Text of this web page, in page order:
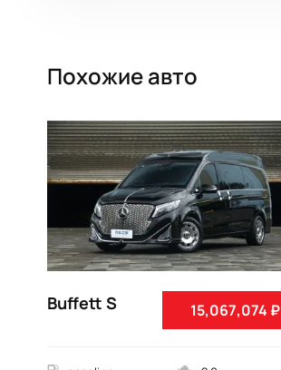
Похожие авто
15,067,074 ₽
Buffett S